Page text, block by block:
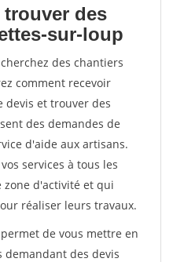
des
sur-loup
des chantiers
comment recevoir
devis et trouver des
des demandes de
d'aide aux artisans.
services à tous les
d'activité et qui
réaliser leurs travaux.
de vous mettre en
des devis